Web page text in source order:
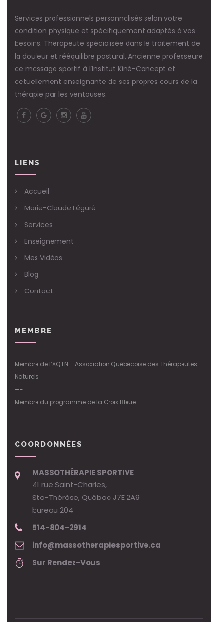
Services professionnels personnalisés selon votre
condition physique et spécifiquement adaptés à vos
besoins. Thérapeute spécialisée dans le traitement de
la douleur et rééquilibre postural. Ancienne professeure
de massage sportif à l’Institut Kiné-Concept et
actuellement enseignante de ses propres cours de la
thérapie par les ventouses.
LIENS
Accueil
Marie-Claude Légaré
Services
Enseignement
Mes Vidéos
Blog
Contact
MEMBRE
Membre de l’AQTN – Association Québécoise des Thérapeutes
Naturels
—-
Membre du programme de la Croix Bleue
COORDONNÉES
MASSOTHÉRAPIE SPORTIVE
41 rue Saint-Charles,
Ste-Thérèse, Québec J7E 2A9
bureau 204
514-804-2914
info@massotherapiesportive.ca
Sur Rendez-Vous